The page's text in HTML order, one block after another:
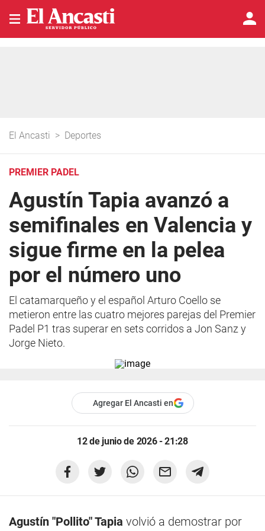
El Ancasti > Deportes
PREMIER PADEL
Agustín Tapia avanzó a
semifinales en Valencia y
sigue firme en la pelea
por el número uno
El catamarqueño y el español Arturo Coello se
metieron entre las cuatro mejores parejas del Premier
Padel P1 tras superar en sets corridos a Jon Sanz y
Jorge Nieto.
Agregar El Ancasti en
12 de junio de 2026 - 21:28
Agustín "Pollito" Tapia volvió a demostrar por